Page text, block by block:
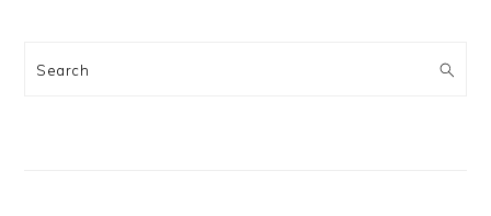
Search